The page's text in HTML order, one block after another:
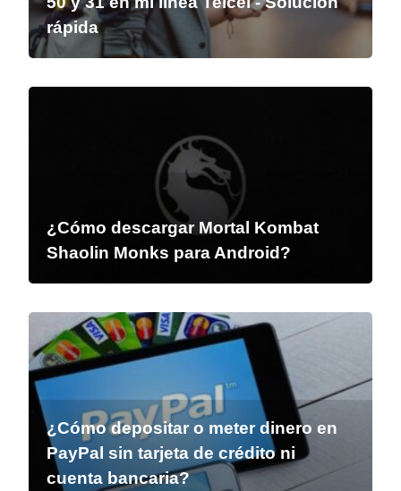
rápida
¿Cómo descargar Mortal Kombat
Shaolin Monks para Android?
¿Cómo depositar o meter dinero en
PayPal sin tarjeta de crédito ni
cuenta bancaria?